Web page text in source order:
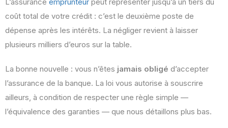
coût total de votre crédit : c’est le deuxième poste de
dépense après les intérêts. La négliger revient à laisser
plusieurs milliers d’euros sur la table.
La bonne nouvelle : vous n’êtes jamais obligé d’accepter
l’assurance de la banque. La loi vous autorise à souscrire
ailleurs, à condition de respecter une règle simple —
l’équivalence des garanties — que nous détaillons plus bas.